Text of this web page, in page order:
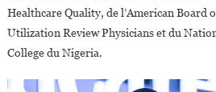
Healthcare Quality, de l’American Board
Utilization Review Physicians et du
College du Nigeria.